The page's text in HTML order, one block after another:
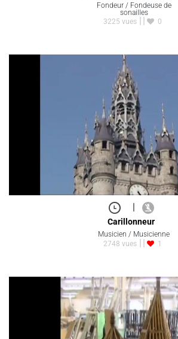
Fondeur / Fondeuse de
sonailles
3225 vues
0
|
Carillonneur
Musicien / Musicienne
2748 vues
1